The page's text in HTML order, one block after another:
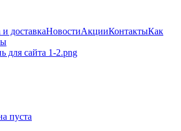
доставкаНовостиАкцииКонтактыКак
пуста